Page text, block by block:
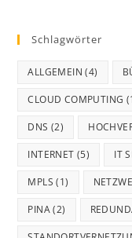
Schlagwörter
ALLGEMEIN (4)
CLOUD COMPUTING
DNS (2)
INTERNET (5) IT
MPLS (1)
PINA(2)